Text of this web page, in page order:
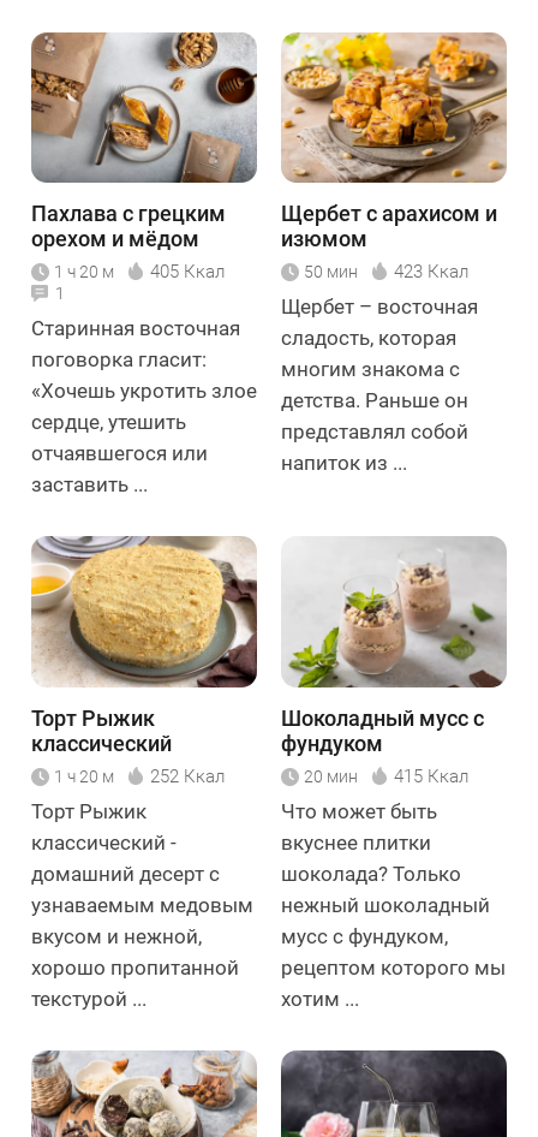
Пахлава с грецким
орехом и мёдом
1 ч 20 м 405 Ккал
1
Старинная восточная
поговорка гласит:
«Хочешь укротить злое
сердце, утешить
отчаявшегося или
заставить ...
Щербет с арахисом и
изюмом
50 мин 423 Ккал
Щербет – восточная
сладость, которая
многим знакома с
детства. Раньше он
представлял собой
напиток из ...
Торт Рыжик
классический
1 ч 20 м 252 Ккал
Торт Рыжик
классический -
домашний десерт с
узнаваемым медовым
вкусом и нежной,
хорошо пропитанной
текстурой ...
Шоколадный мусс с
фундуком
20 мин 415 Ккал
Что может быть
вкуснее плитки
шоколада? Только
нежный шоколадный
мусс с фундуком,
рецептом которого мы
хотим ...